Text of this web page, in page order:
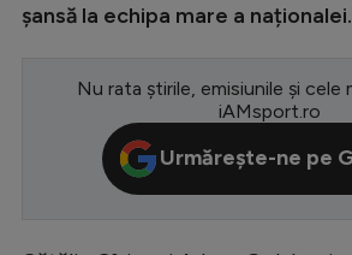
CM 2026
LaLiga
Serie A
Bundesliga
șansă la echipa mare a naționalei.
Nu rata știrile, emisiunile și cele
iAMsport.ro
Urmărește-ne pe